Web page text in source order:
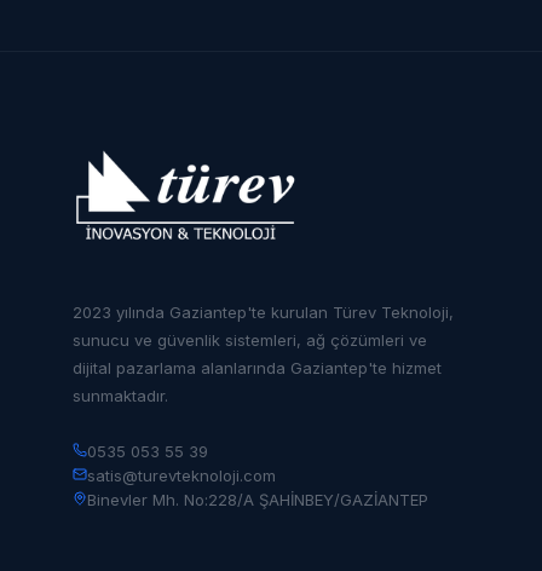
2023 yılında Gaziantep'te kurulan Türev Teknoloji,
sunucu ve güvenlik sistemleri, ağ çözümleri ve
dijital pazarlama alanlarında Gaziantep'te hizmet
sunmaktadır.
0535 053 55 39
satis@turevteknoloji.com
Binevler Mh. No:228/A ŞAHİNBEY/GAZİANTEP